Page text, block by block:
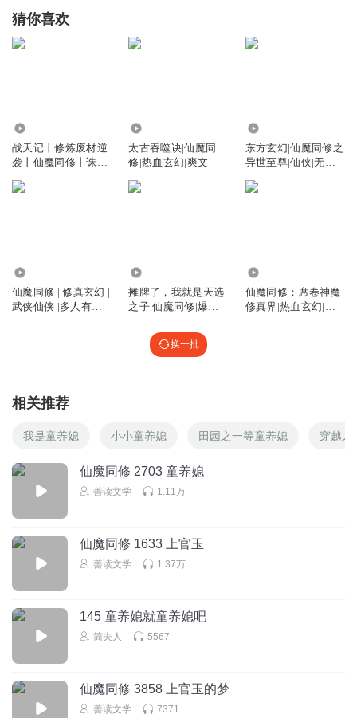
猜你喜欢
战天记丨修炼废材逆
袭丨仙魔同修丨诛仙
太古吞噬诀|仙魔同
修|热血玄幻|爽文
东方玄幻|仙魔同修之
异世至尊|仙侠|无限
仙魔同修 | 修真玄幻 |
武侠仙侠 |多人有声
摊牌了，我就是天选
之子|仙魔同修|爆笑
仙魔同修：席卷神魔
修真界|热血玄幻|爆
换一批
相关推荐
我是童养媳 小小童养媳 田园之一等童养媳 穿越之
仙魔同修 2703 童养媳
善读文学 1.11万
仙魔同修 1633 上官玉
善读文学 1.37万
145 童养媳就童养媳吧
简夫人 5567
仙魔同修 3858 上官玉的梦
善读文学 7371